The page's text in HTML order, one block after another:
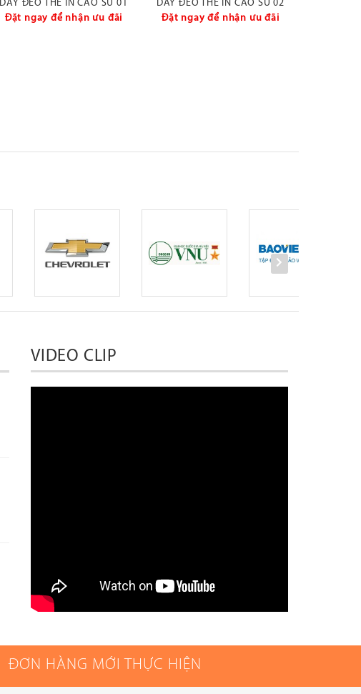
DÂY ĐEO THẺ IN CAO SU 01
Đặt ngay để nhận ưu đãi
DÂY ĐEO THẺ IN CAO SU 02
Đặt ngay để nhận ưu đãi
VIDEO CLIP
ĐƠN HÀNG MỚI THỰC HIỆN